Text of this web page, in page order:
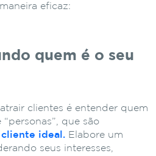
eficaz:
quem é o seu
clientes é entender quem
“personas”, que são
cliente ideal. Elabore um
seus interesses,